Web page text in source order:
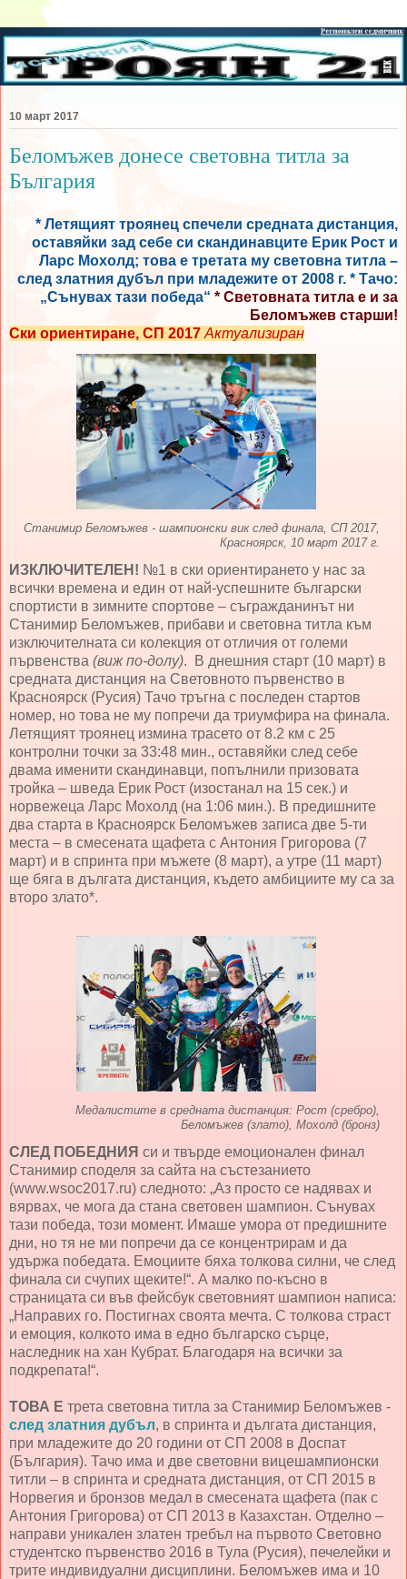
10 март 2017
Беломъжев донесе световна титла за
България
* Летящият троянец спечели средната дистанция,
оставяйки зад себе си скандинавците Ерик Рост и
Ларс Мохолд; това е третата му световна титла –
след златния дубъл при младежите от 2008 г. * Тачо:
„Сънувах тази победа“ * Световната титла е и за
Беломъжев старши!
Ски ориентиране, СП 2017 Актуализиран
Станимир Беломъжев - шампионски вик след финала, СП 2017,
Красноярск, 10 март 2017 г.
ИЗКЛЮЧИТЕЛЕН! №1 в ски ориентирането у нас за
всички времена и един от най-успешните български
спортисти в зимните спортове – съгражданинът ни
Станимир Беломъжев, прибави и световна титла към
изключителната си колекция от отличия от големи
първенства (виж по-долу). В днешния старт (10 март) в
средната дистанция на Световното първенство в
Красноярск (Русия) Тачо тръгна с последен стартов
номер, но това не му попречи да триумфира на финала.
Летящият троянец измина трасето от 8.2 км с 25
контролни точки за 33:48 мин., оставяйки след себе
двама именити скандинавци, попълнили призовата
тройка – шведа Ерик Рост (изостанал на 15 сек.) и
норвежеца Ларс Мохолд (на 1:06 мин.). В предишните
два старта в Красноярск Беломъжев записа две 5-ти
места – в смесената щафета с Антония Григорова (7
март) и в спринта при мъжете (8 март), а утре (11 март)
ще бяга в дългата дистанция, където амбициите му са за
второ злато*.
Медалистите в средната дистанция: Рост (сребро),
Беломъжев (злато), Мохолд (бронз)
СЛЕД ПОБЕДНИЯ си и твърде емоционален финал
Станимир споделя за сайта на състезанието
(www.wsoc2017.ru) следното: „Аз просто се надявах и
вярвах, че мога да стана световен шампион. Сънувах
тази победа, този момент. Имаше умора от предишните
дни, но тя не ми попречи да се концентрирам и да
удържа победата. Емоциите бяха толкова силни, че след
финала си счупих щеките!“. А малко по-късно в
страницата си във фейсбук световният шампион написа:
„Направих го. Постигнах своята мечта. С толкова страст
и емоция, колкото има в едно българско сърце,
наследник на хан Кубрат. Благодаря на всички за
подкрепата!“.
ТОВА Е трета световна титла за Станимир Беломъжев -
след златния дубъл, в спринта и дългата дистанция,
при младежите до 20 години от СП 2008 в Доспат
(България). Тачо има и две световни вицешампионски
титли – в спринта и средната дистанция, от СП 2015 в
Норвегия и бронзов медал в смесената щафета (пак с
Антония Григорова) от СП 2013 в Казахстан. Отделно –
направи уникален златен требъл на първото Световно
студентско първенство 2016 в Тула (Русия), печелейки и
трите индивидуални дисциплини. Беломъжев има и 10